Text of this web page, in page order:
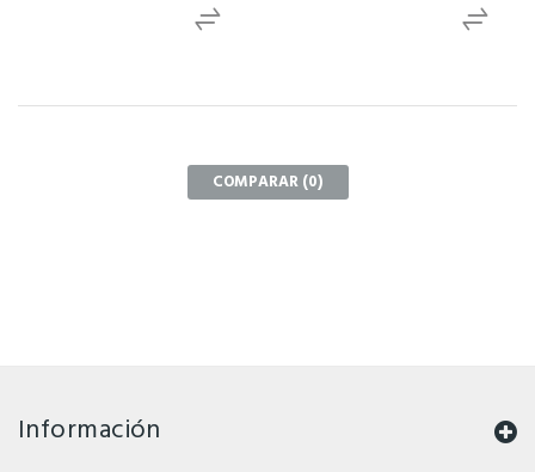
COMPARAR (0)
Información